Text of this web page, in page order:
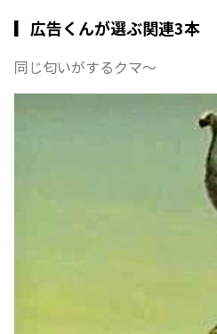
▎広告くんが選ぶ関連3本
同じ匂いがするクマ〜